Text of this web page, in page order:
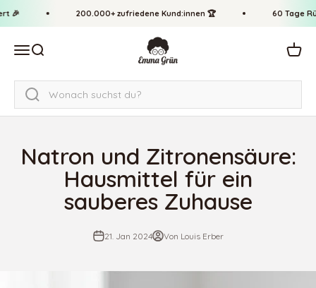
↵Zum Inhalt springen
↵Zum Menü springen
↵Fußzeile springen
↵Barrierefreiheits-Widget öffnen
Zum Inhalt springen200.000+ zufriedene Kund:innen 🏆 60 Tage
Navigationsmenü öffnen
Suche öffnen
Emma Grün
Natron und Zitronensäure:
Hausmittel für ein
sauberes Zuhause
21. Jan 2024 Von Louis Erber